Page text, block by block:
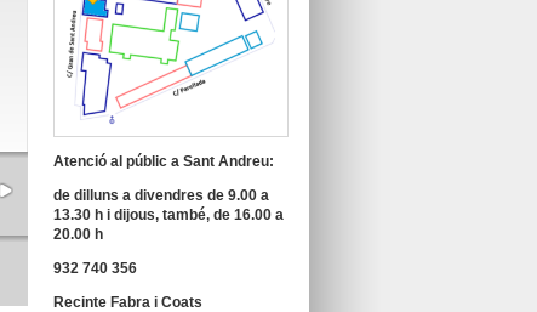
Atenció al públic a Sant Andreu:
de dilluns a divendres de 9.00 a
13.30 h i dijous, també, de 16.00 a
20.00 h
932 740 356
Recinte Fabra i Coats